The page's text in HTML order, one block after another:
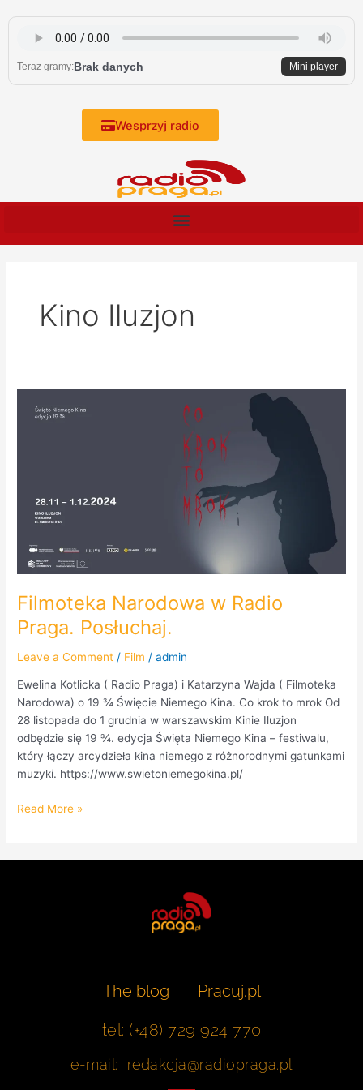
content
Teraz gramy:Brak danych Mini player
Wesprzyj radio
Kino Iluzjon
Filmoteka Narodowa w Radio
Praga. Posłuchaj.
Leave a Comment / Film /admin
Ewelina Kotlicka ( Radio Praga) i Katarzyna Wajda ( Filmoteka
Narodowa) o 19 ¾ Święcie Niemego Kina. Co krok to mrok Od
28 listopada do 1 grudnia w warszawskim Kinie Iluzjon
odbędzie się 19 ¾. edycja Święta Niemego Kina – festiwalu,
który łączy arcydzieła kina niemego z różnorodnymi gatunkami
muzyki. https://www.swietoniemegokina.pl/
Narodowa
Read More »
The blog
Pracuj.pl
tel: (+48) 729 924 770
e-mail: redakcja@radiopraga.pl